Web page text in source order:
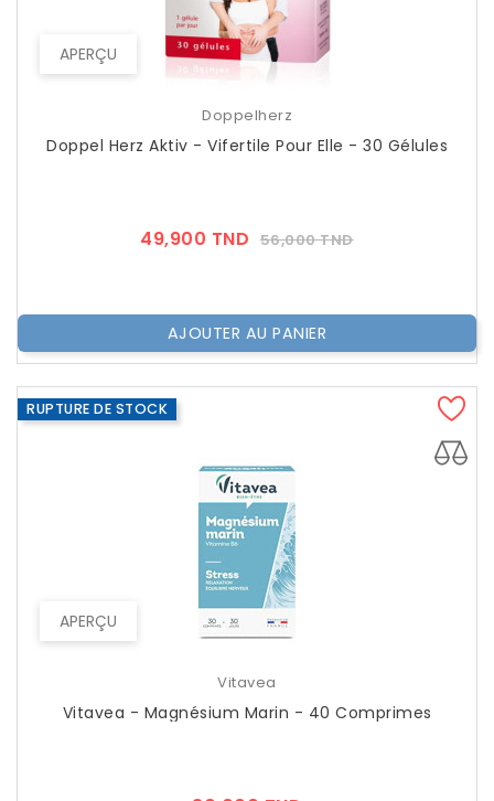
APERÇU
Doppelherz
Doppel Herz Aktiv - Vifertile Pour Elle - 30 Gélules
49,900 TND Prix
56,000 TNDPrix
AJOUTER AU PANIER
APERÇU
RUPTURE DE STOCK
Vitavea
Vitavea - Magnésium Marin - 40 Comprimes